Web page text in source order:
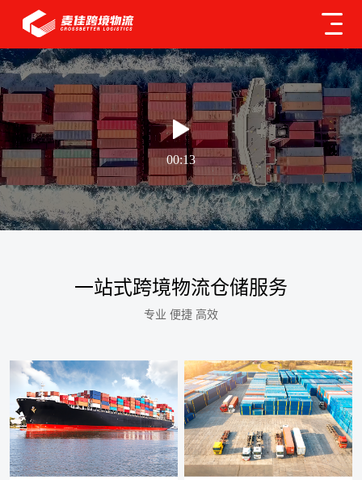
00:13
一站式跨境物流仓储服务
专业 便捷 高效